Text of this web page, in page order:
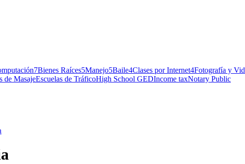
7Bienes Raíces5Manejo5Baile4Clases por Internet4Fotografía y
de MasajeEscuelas de TráficoHigh School GEDIncome taxNotary Public